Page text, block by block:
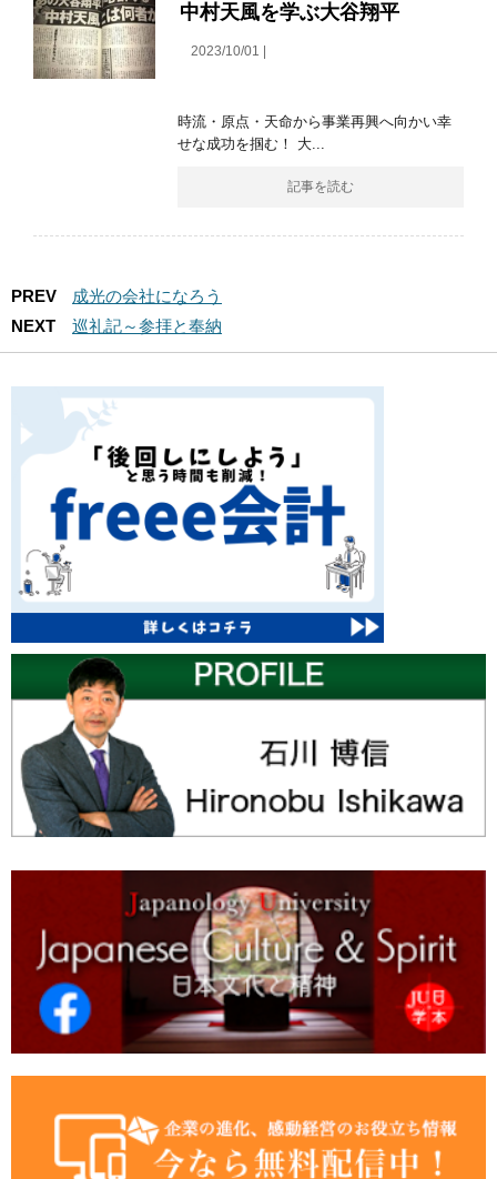
中村天風を学ぶ大谷翔平
2023/10/01 |
時流・原点・天命から事業再興へ向かい幸
せな成功を掴む！ 大...
記事を読む
PREV
成光の会社になろう
NEXT
巡礼記～参拝と奉納